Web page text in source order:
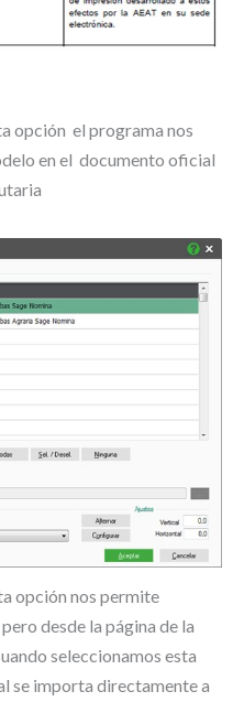
opción el programa nos
en el documento oficial
opción nos permite
desde la página de la
seleccionamos esta
se importa directamente a